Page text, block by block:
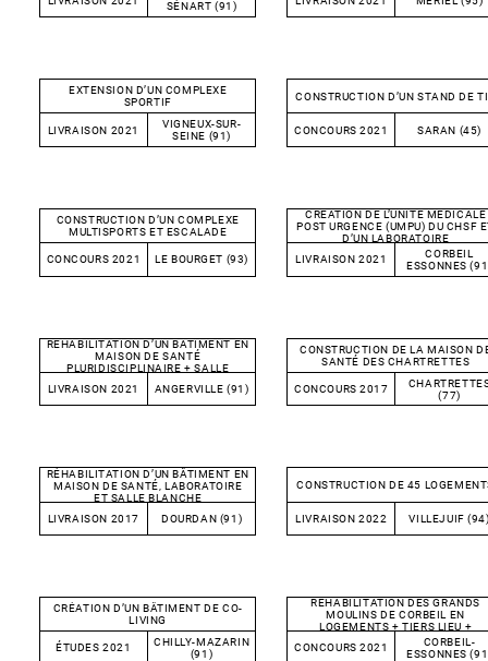
SÉNART (91)
EXTENSION D’UN COMPLEXE
SPORTIF
LIVRAISON 2021
VIGNEUX-SUR-
SEINE (91)
CONSTRUCTION D’UN STAND DE
CONCOURS 2021 SARAN (45)
CONSTRUCTION D’UN COMPLEXE
MULTISPORTS ET ESCALADE
CONCOURS 2021 LE BOURGET (93)
CRÉATION DE L’UNITÉ MÉDICALE
POST URGENCE (UMPU) DU CHSF
D’UN LABORATOIRE
LIVRAISON 2021
CORBEIL
ESSONNES
RÉHABILITATION D’UN BÂTIMENT EN
MAISON DE SANTÉ
PLURIDISCIPLINAIRE + SALLE
LIVRAISON 2021 ANGERVILLE (91)
CONSTRUCTION DE LA MAISON
SANTÉ DES CHARTRETTES
CONCOURS 2017
(77)
RÉHABILITATION D’UN BÂTIMENT EN
MAISON DE SANTÉ, LABORATOIRE
ET SALLE BLANCHE
LIVRAISON 2017
DOURDAN (91)
CONSTRUCTION DE 45
LIVRAISON 2022 VILLEJUIF
CRÉATION D’UN BÂTIMENT DE CO-
LIVING
ÉTUDES 2021
CHILLY-MAZARIN
(91)
RÉHABILITATION DES GRANDS
MOULINS DE CORBEIL EN
LOGEMENTS + TIERS LIEU +
RESTAURATION
CONCOURS 2021
CORBEIL-
ESSONNES